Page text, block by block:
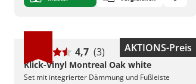
AKTIONS-Preis
4,7 (3)
Klick-Vinyl Montreal Oak white
Set mit integrierter Dämmung und Fußleiste